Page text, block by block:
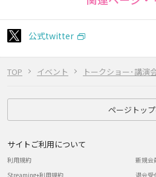
TOP イベント トークショー･講演
公式twitter
ページトッ
サイトご利用について
利用規約
Streaming+利用規約
新規会
退会受